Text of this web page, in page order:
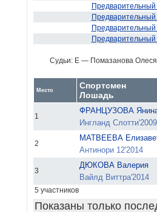
Судьи: E — Помазанова
Место
Спортсмен
Лошадь
1
ФРАНЦУЗОВА
Ингланд Слотти'2009
2
МАТВЕЕВА
Антинори 12'2014
3
ДЮКОВА Валерия
Вайлд Виттра'2014
5 участников
Показаны только